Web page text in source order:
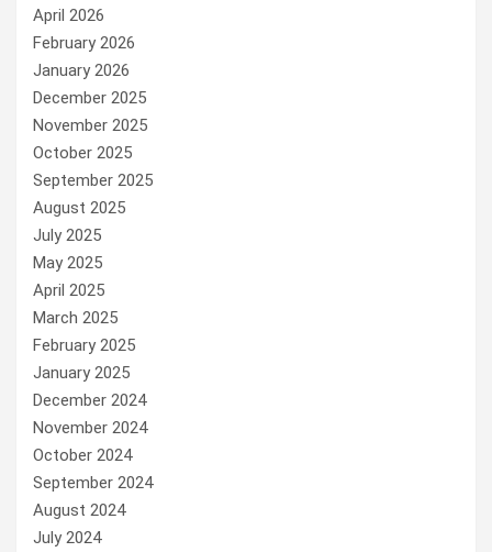
April 2026
February 2026
January 2026
December 2025
November 2025
October 2025
September 2025
August 2025
July 2025
May 2025
April 2025
March 2025
February 2025
January 2025
December 2024
November 2024
October 2024
September 2024
August 2024
July 2024